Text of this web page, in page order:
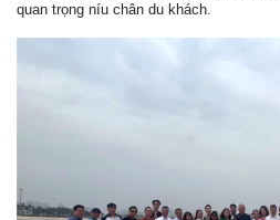
quan trọng níu chân du khách.